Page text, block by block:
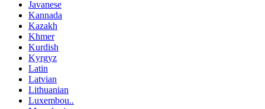
Javanese
Kannada
Kazakh
Khmer
Kurdish
Kyrgyz
Latin
Latvian
Lithuanian
Luxembou..